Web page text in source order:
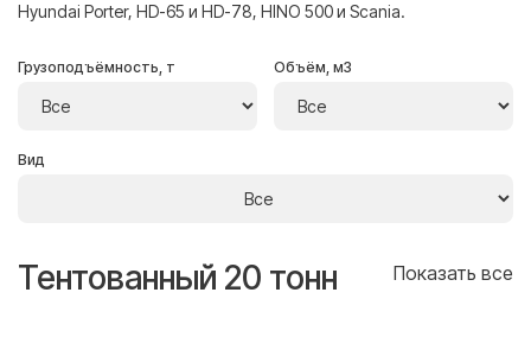
Hyundai Porter, HD-65 и HD-78, HINO 500 и Scania.
Грузоподъёмность, т Объём, м3
Вид
Тентованный 20 тонн Показать все